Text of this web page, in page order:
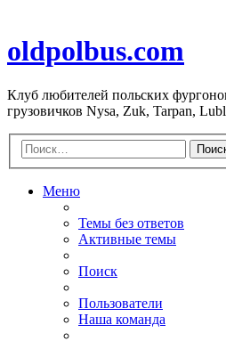
oldpolbus.com
Клуб любителей польских
грузовичков Nysa, Zuk, Tarpan,
Меню
Темы без ответов
Активные темы
Поиск
Пользователи
Наша команда